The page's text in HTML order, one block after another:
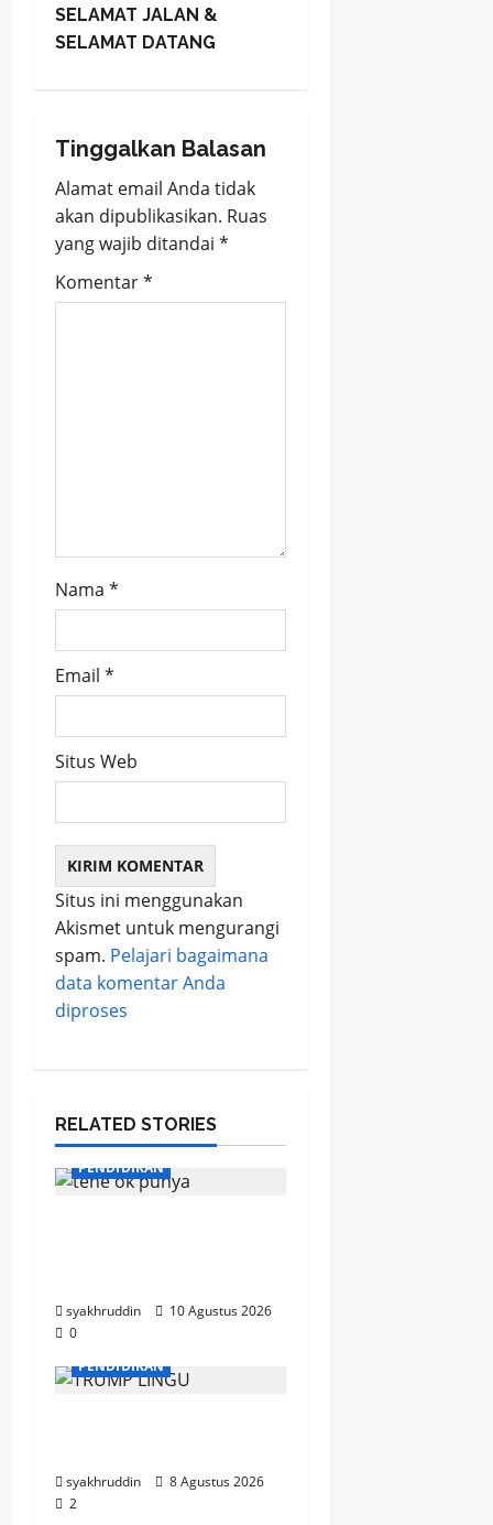
t
a
v
i
g
SELAMAT JALAN &
SELAMAT DATANG
Tinggalkan Balasan
Alamat email Anda tidak
akan dipublikasikan. Ruas
yang wajib ditandai *
Komentar*
Nama *
Email *
Situs Web
Situs ini menggunakan
Akismet untuk mengurangi
spam. Pelajari bagaimana
data komentar Anda
diproses
RELATED STORIES
BERITA MASJID
PENDIDIKAN
syakhruddin
10 Agustus 2026
0
PENDIDIKAN
syakhruddin
8 Agustus 2026
2